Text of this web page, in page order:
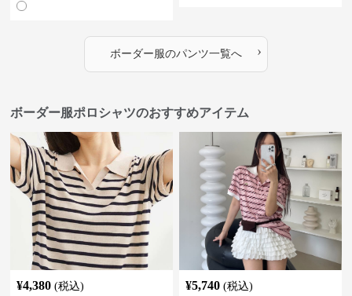
ボーダー服のパンツ一覧へ ›
ボーダー服ポロシャツのおすすめアイテム
¥4,380 (税込)
¥5,740 (税込)